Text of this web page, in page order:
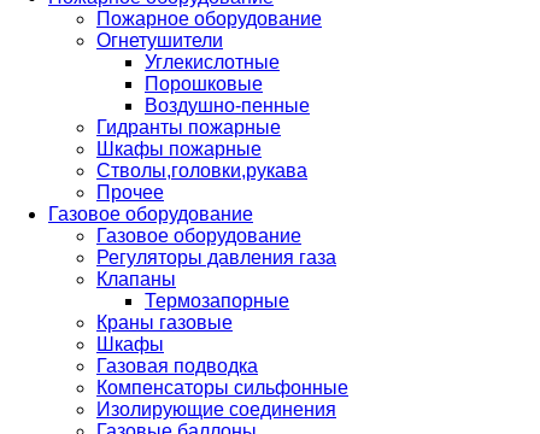
Пожарное оборудование
Огнетушители
Углекислотные
Порошковые
Воздушно-пенные
Гидранты пожарные
Шкафы пожарные
Стволы,головки,рукава
Прочее
Газовое оборудование
Газовое оборудование
Регуляторы давления газа
Клапаны
Термозапорные
Краны газовые
Шкафы
Газовая подводка
Компенсаторы сильфонные
Изолирующие соединения